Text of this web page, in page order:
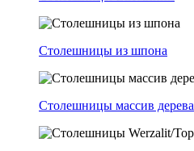
Столешницы из шпона
Столешницы массив дерева